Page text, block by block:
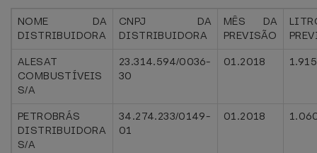
NOME DA
DISTRIBUIDORA
CNPJ DA
DISTRIBUIDORA
MÊS DA
PREVISÃO
ALESAT
COMBUSTÍVEIS
S/A
23.314.594/0036-
30
01.2018
PETROBRÁS
DISTRIBUIDORA
S/A
34.274.233/0149-
01
01.2018